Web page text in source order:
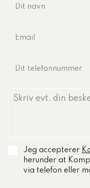
Jeg accepterer
herunder at
via telefon eller